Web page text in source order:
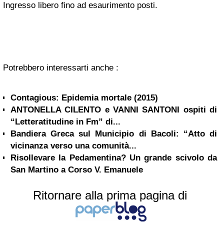
Ingresso libero fino ad esaurimento posti.
Potrebbero interessarti anche :
Contagious: Epidemia mortale (2015)
ANTONELLA CILENTO e VANNI SANTONI ospiti di
“Letteratitudine in Fm” di...
Bandiera Greca sul Municipio di Bacoli: “Atto di
vicinanza verso una comunità...
Risollevare la Pedamentina? Un grande scivolo da
San Martino a Corso V. Emanuele
Ritornare alla prima pagina di